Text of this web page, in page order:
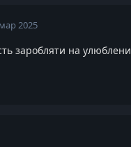
2025
заробляти на